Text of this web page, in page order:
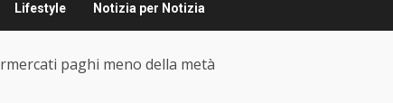
Lifestyle Notizia per Notizia
paghi meno della metà